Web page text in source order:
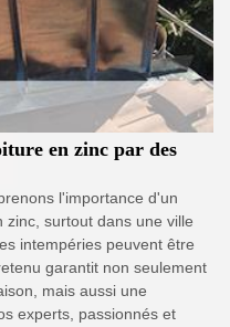
en zinc par des
l'importance d'un
surtout dans une ville
intempéries peuvent être
garantit non seulement
mais aussi une
experts, passionnés et